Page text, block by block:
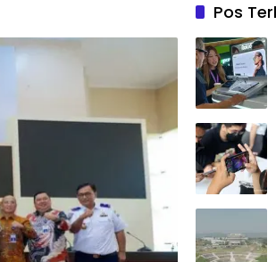
Pos